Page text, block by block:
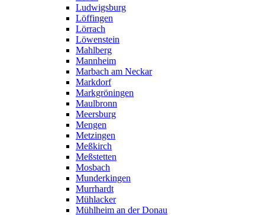
Ludwigsburg
Löffingen
Lörrach
Löwenstein
Mahlberg
Mannheim
Marbach am Neckar
Markdorf
Markgröningen
Maulbronn
Meersburg
Mengen
Metzingen
Meßkirch
Meßstetten
Mosbach
Munderkingen
Murrhardt
Mühlacker
Mühlheim an der Donau